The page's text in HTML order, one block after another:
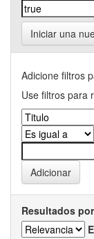
Iniciar una
Adicione filtros
Use filtros para
Resultados